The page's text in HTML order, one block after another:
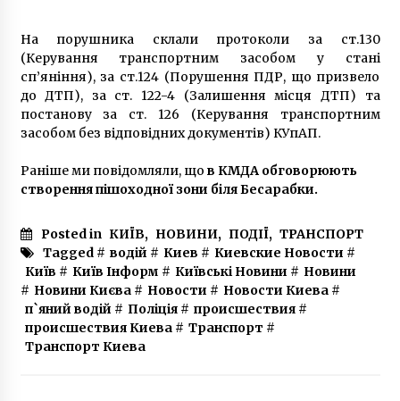
На порушника склали протоколи за ст.130
(Керування транспортним засобом у стані
сп’яніння), за ст.124 (Порушення ПДР, що призвело
до ДТП), за ст. 122-4 (Залишення місця ДТП) та
постанову за ст. 126 (Керування транспортним
засобом без відповідних документів) КУпАП.
Раніше ми повідомляли, що в КМДА обговорюють
створення пішоходної зони біля Бесарабки.
Posted in КИЇВ, НОВИНИ, ПОДІЇ, ТРАНСПОРТ
Tagged # водій # Киев # Киевские Новости #
Київ # Київ Інформ # Київські Новини # Новини
# Новини Києва# Новости # Новости Киева#
п`яний водій # Поліція# происшествия#
происшествия Киева# Транспорт #
Транспорт Киева